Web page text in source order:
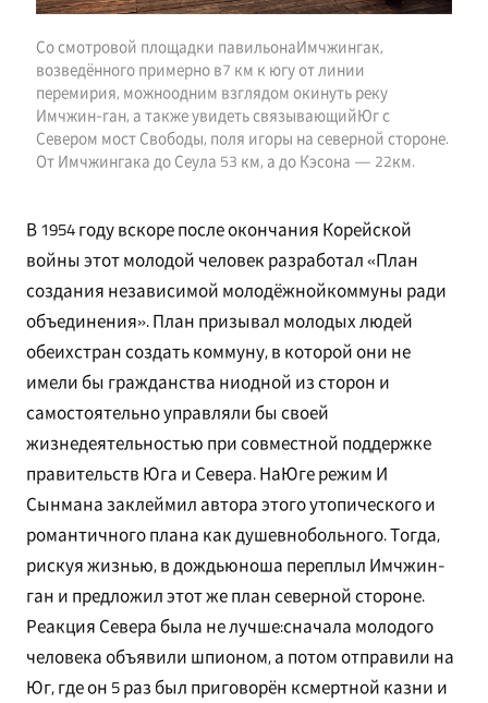
Со смотровой площадки павильонаИмчжингак,
возведённого примерно в7 км к югу от линии
перемирия, можноодним взглядом окинуть реку
Имчжин-ган, а также увидеть связывающийЮг с
Севером мост Свободы, поля игоры на северной стороне.
От Имчжингака до Сеула 53 км, а до Кэсона — 22км.
В 1954 году вскоре после окончания Корейской
войны этот молодой человек разработал «План
создания независимой молодёжнойкоммуны ради
объединения». План призывал молодых людей
обеихстран создать коммуну, в которой они не
имели бы гражданства ниодной из сторон и
самостоятельно управляли бы своей
жизнедеятельностью при совместной поддержке
правительств Юга и Севера. НаЮге режим И
Сынмана заклеймил автора этого утопического и
романтичного плана как душевнобольного. Тогда,
рискуя жизнью, в дождьюноша переплыл Имчжин-
ган и предложил этот же план северной стороне.
Реакция Севера была не лучше:сначала молодого
человека объявили шпионом, а потом отправили на
Юг, где он 5 раз был приговорён ксмертной казни и